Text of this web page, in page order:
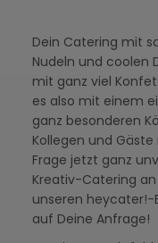
Dein Catering mit
Nudeln und coolen
mit ganz viel
es also mit einem
ganz besonderen
Kollegen und
Frage jetzt ganz
Kreativ-Catering
unseren heycater!-
auf Deine Anfrage!